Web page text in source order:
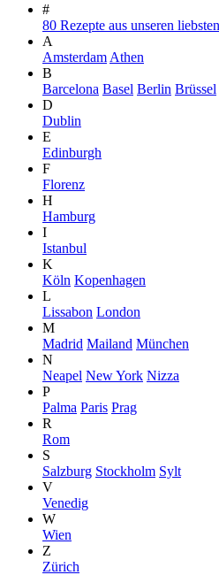
#
80 Rezepte aus unseren
A
Amsterdam Athen
B
Barcelona Basel Berlin Brüssel
D
Dublin
E
Edinburgh
F
Florenz
H
Hamburg
I
Istanbul
K
Köln Kopenhagen
L
Lissabon London
M
Madrid Mailand München
N
Neapel New York Nizza
P
Palma Paris Prag
R
Rom
S
Salzburg Stockholm Sylt
V
Venedig
W
Wien
Z
Zürich